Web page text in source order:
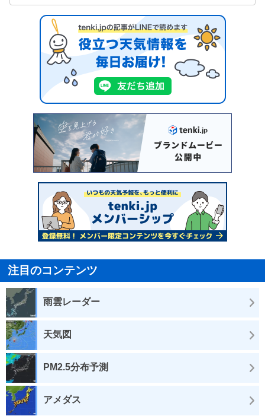
注目のコンテンツ
雨雲レーダー
天気図
PM2.5分布予測
アメダス